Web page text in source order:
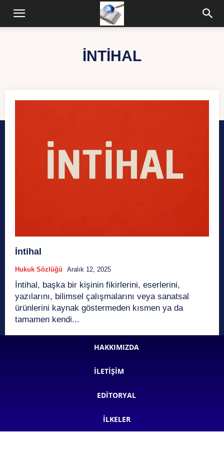
İNTIHAL
İntihal
Hukuk Sözlüğü Aralık 12, 2025
İntihal, başka bir kişinin fikirlerini, eserlerini,
yazılarını, bilimsel çalışmalarını veya sanatsal
ürünlerini kaynak göstermeden kısmen ya da
tamamen kendi...
HAKKIMIZDA
İLETIŞIM
EDITORYAL
İLKELER